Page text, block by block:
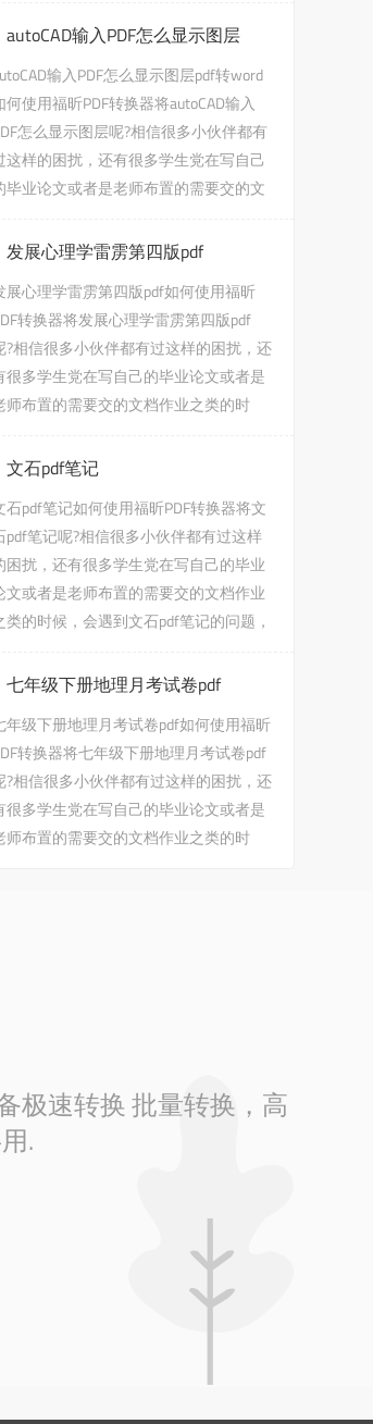
autoCAD输入PDF怎么显示图层
输入PDF怎么显示图层pdf转word
何使用福昕PDF转换器将autoCAD输入
怎么显示图层呢?相信很多小伙伴都有
这样的困扰，还有很多学生党在写自己
毕业论文或者是老师布置的需要交的文
发展心理学雷雳第四版pdf
展心理学雷雳第四版pdf如何使用福昕
转换器将发展心理学雷雳第四版pdf
?相信很多小伙伴都有过这样的困扰，还
很多学生党在写自己的毕业论文或者是
师布置的需要交的文档作业之类的时
文石pdf笔记
石pdf笔记如何使用福昕PDF转换器将文
pdf笔记呢?相信很多小伙伴都有过这样
困扰，还有很多学生党在写自己的毕业
文或者是老师布置的需要交的文档作业
类的时候，会遇到文石pdf笔记的问题，
七年级下册地理月考试卷pdf
年级下册地理月考试卷pdf如何使用福昕
转换器将七年级下册地理月考试卷pdf
?相信很多小伙伴都有过这样的困扰，还
很多学生党在写自己的毕业论文或者是
师布置的需要交的文档作业之类的时
极速转换 批量转换，高
.